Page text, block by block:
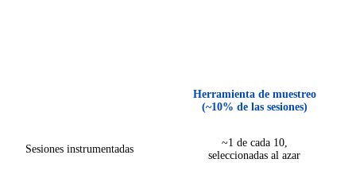
Herramienta de muestreo
(~10% de las sesiones)
Sesiones instrumentadas
~1 de cada 10,
seleccionadas al azar